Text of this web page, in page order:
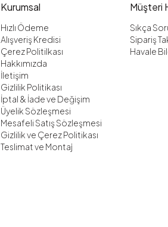
Kurumsal
Hızlı Ödeme
Alışveriş Kredisi
Çerez Politilkası
Hakkımızda
İletişim
Gizlilik Politikası
İptal & İade ve Değişim
Üyelik Sözleşmesi
Mesafeli Satış Sözleşmesi
Gizlilik ve Çerez Politikası
Teslimat ve Montaj
Müşteri
Sıkça
Sipariş
Havale